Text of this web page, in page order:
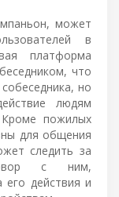
может
в
платформа
что
но
людям
пожилых
для общения
следить за
с ним,
его действия и